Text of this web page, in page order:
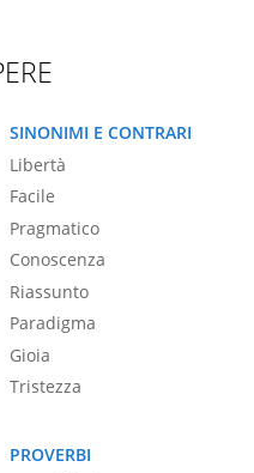
SINONIMI E CONTRARI
Libertà
Facile
Pragmatico
Conoscenza
Riassunto
Paradigma
Gioia
Tristezza
PROVERBI